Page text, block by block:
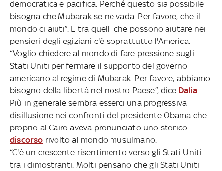
democratica e pacifica. Perché questo sia possibile
bisogna che Mubarak se ne vada. Per favore, che il
mondo ci aiuti”. E tra quelli che possono aiutare nei
pensieri degli egiziani c'è soprattutto l'America.
“Voglio chiedere al mondo di fare pressione sugli
Stati Uniti per fermare il supporto del governo
americano al regime di Mubarak. Per favore, abbiamo
bisogno della libertà nel nostro Paese”, dice Dalia
Più in generale sembra esserci una progressiva
disillusione nei confronti del presidente Obama che
proprio al Cairo aveva pronunciato uno storico
discorso rivolto al mondo musulmano.
“C'è un crescente risentimento verso gli Stati Uniti
tra i dimostranti. Molti pensano che gli Stati Uniti